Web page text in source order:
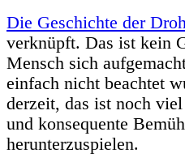
Die Geschichte der
verknüpft. Das ist kein
Mensch sich
einfach nicht beachtet
derzeit, das ist noch
und konsequente
herunterzuspielen.